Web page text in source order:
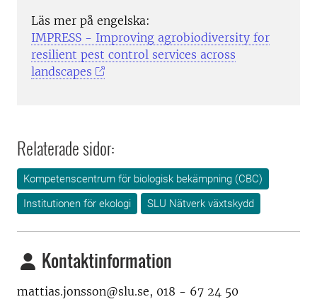
Läs mer på engelska:
IMPRESS - Improving agrobiodiversity for
resilient pest control services across
landscapes
Relaterade sidor:
Kompetenscentrum för biologisk bekämpning (CBC)
Institutionen för ekologi
SLU Nätverk växtskydd
Kontaktinformation
mattias.jonsson@slu.se, 018 - 67 24 50